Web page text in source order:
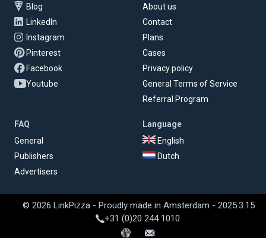
Blog
LinkedIn
Instagram
Pinterest
Facebook
Youtube
About us
Contact
Plans
Cases
Privacy policy
General Terms of Service
Referral Program
FAQ
General
Publishers
Advertisers
Language
English
Dutch
© 2026 LinkPizza - Proudly made in Amsterdam - 2025.3.15
+31 (0)20 244 1010